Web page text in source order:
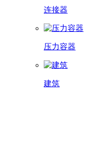
连接器
压力容器
建筑